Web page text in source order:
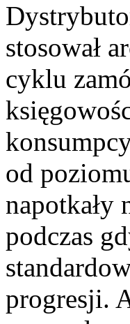
stosował
cyklu
od
napotkały
podczas
progresji.